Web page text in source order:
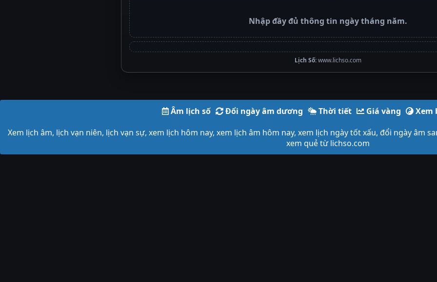
Nhập đầy đủ thông tin ngày tháng năm.
Lịch Số:www.lichso.com
Âm lịch số Đổi ngày âm dương Thời tiết Giá vàng
Xem
Xem lịch âm, lịch vạn niên, lịch vạn sự, xem lịch hôm nay, xem lịch âm hôm nay, xem lịch ngày tốt xấu, đổi ngày âm
xem quẻ từ lichso.com